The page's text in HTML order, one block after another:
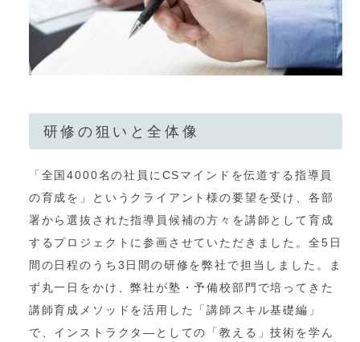
研修の狙いと全体像
「全国4000名の社員にCSマインドを伝道する指導員
の育成を」というクライアント様の要望を受け、各部
署から選抜された指導員候補の方々を講師として育成
するプロジェクトに参画させていただきました。全5日
間の日程のうち3日間の研修を弊社で担当しました。ま
ず丸一日をかけ、弊社が塾・予備校部門で培ってきた
講師育成メソッドを活用した「講師スキル基礎編」
で、インストラクタ―としての「教える」技術を学ん